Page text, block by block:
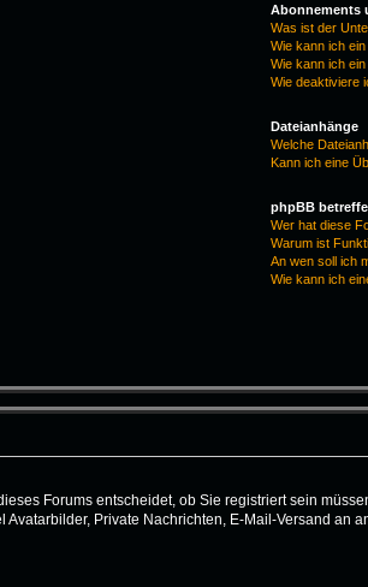
Abonnements
Was ist der
Wie kann ich
Wie kann ich
Wie deaktiviere
Dateianhänge
Welche
Kann ich eine
phpBB
Wer hat diese
Warum ist
An wen soll ich
Wie kann ich
Forums entscheidet, ob Sie registriert sein
Private Nachrichten, E-Mail-Versand an